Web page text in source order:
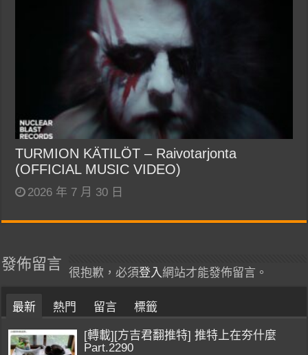
TURMION KÄTILÖT – Raivotarjonta
(OFFICIAL MUSIC VIDEO)
2026 年 7 月 30 日
發佈留言
很抱歉，必須登入網站才能發佈留言。
最新 熱門 留言 標籤
[轉載][方吉君翻推特] 推特上在夯什麼
Part.2290